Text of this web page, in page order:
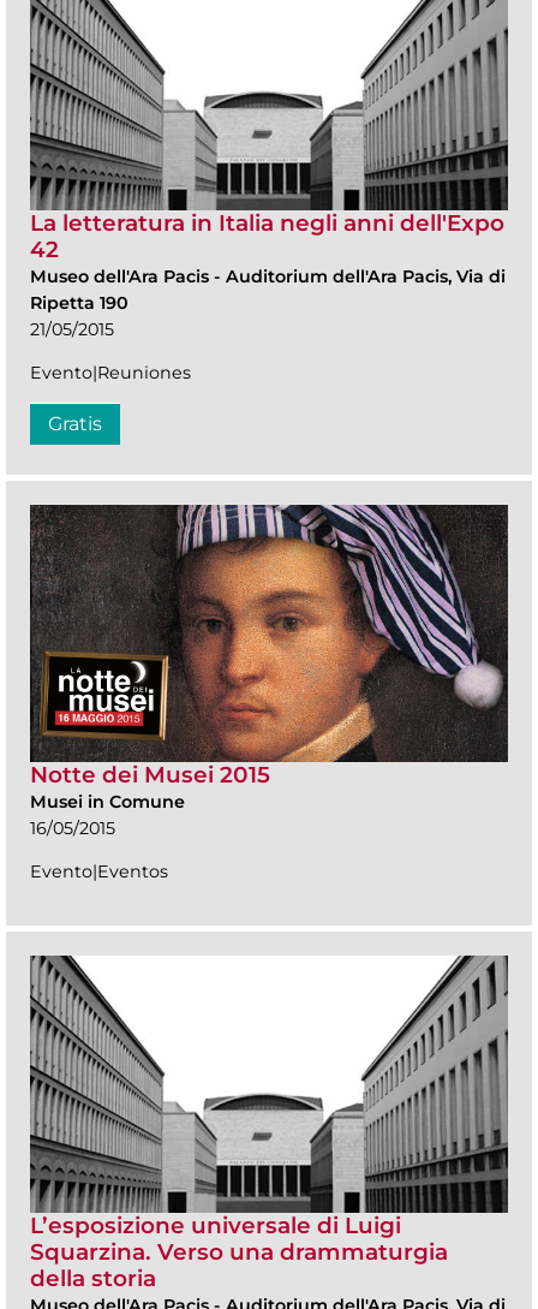
La letteratura in Italia negli anni dell'Expo
42
Museo dell'Ara Pacis - Auditorium dell'Ara Pacis, Via di
Ripetta 190
21/05/2015
Evento|Reuniones
Gratis
Notte dei Musei 2015
Musei in Comune
16/05/2015
Evento|Eventos
L’esposizione universale di Luigi
Squarzina. Verso una drammaturgia
della storia